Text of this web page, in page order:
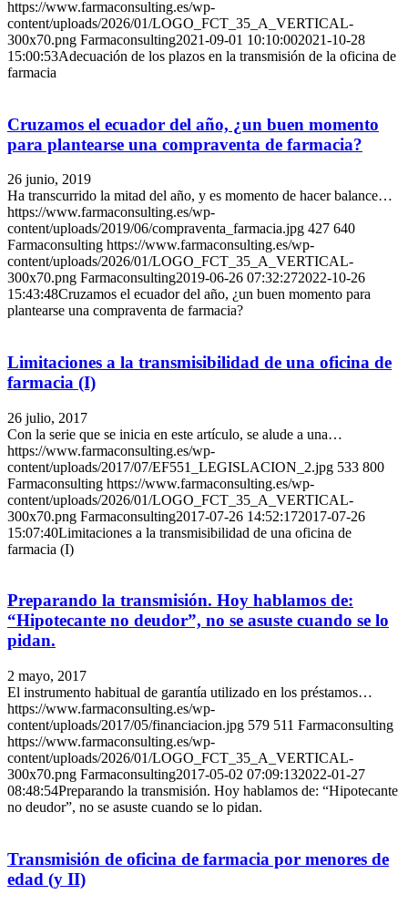
https://www.farmaconsulting.es/wp-
content/uploads/2026/01/LOGO_FCT_35_A_VERTICAL-
300x70.png Farmaconsulting2021-09-01 10:10:002021-10-28
15:00:53Adecuación de los plazos en la transmisión de la oficina de
farmacia
Cruzamos el ecuador del año, ¿un buen momento
para plantearse una compraventa de farmacia?
26 junio, 2019
Ha transcurrido la mitad del año, y es momento de hacer balance…
https://www.farmaconsulting.es/wp-
content/uploads/2019/06/compraventa_farmacia.jpg 427 640
Farmaconsulting https://www.farmaconsulting.es/wp-
content/uploads/2026/01/LOGO_FCT_35_A_VERTICAL-
300x70.png Farmaconsulting2019-06-26 07:32:272022-10-26
15:43:48Cruzamos el ecuador del año, ¿un buen momento para
plantearse una compraventa de farmacia?
Limitaciones a la transmisibilidad de una oficina de
farmacia (I)
26 julio, 2017
Con la serie que se inicia en este artículo, se alude a una…
https://www.farmaconsulting.es/wp-
content/uploads/2017/07/EF551_LEGISLACION_2.jpg 533 800
Farmaconsulting https://www.farmaconsulting.es/wp-
content/uploads/2026/01/LOGO_FCT_35_A_VERTICAL-
300x70.png Farmaconsulting2017-07-26 14:52:172017-07-26
15:07:40Limitaciones a la transmisibilidad de una oficina de
farmacia (I)
Preparando la transmisión. Hoy hablamos de:
“Hipotecante no deudor”, no se asuste cuando se lo
pidan.
2 mayo, 2017
El instrumento habitual de garantía utilizado en los préstamos…
https://www.farmaconsulting.es/wp-
content/uploads/2017/05/financiacion.jpg 579 511 Farmaconsulting
https://www.farmaconsulting.es/wp-
content/uploads/2026/01/LOGO_FCT_35_A_VERTICAL-
300x70.png Farmaconsulting2017-05-02 07:09:132022-01-27
08:48:54Preparando la transmisión. Hoy hablamos de: “Hipotecante
no deudor”, no se asuste cuando se lo pidan.
Transmisión de oficina de farmacia por menores de
edad (y II)